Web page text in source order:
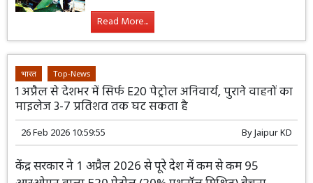
Read More...
भारत Top-News
1 अप्रैल से देशभर में सिर्फ E20 पेट्रोल अनिवार्य, पुराने वाहनों का
माइलेज 3-7 प्रतिशत तक घट सकता है
26 Feb 2026 10:59:55 ByJaipur KD
केंद्र सरकार ने 1 अप्रैल 2026 से पूरे देश में कम से कम 95